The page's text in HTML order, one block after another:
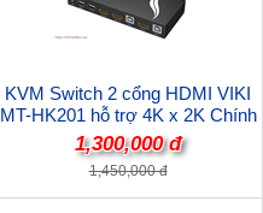
KVM Switch 2 cổng HDMI VIKI
MT-HK201 hỗ trợ 4K x 2K Chính
hãng
1,300,000 đ
1,450,000 đ